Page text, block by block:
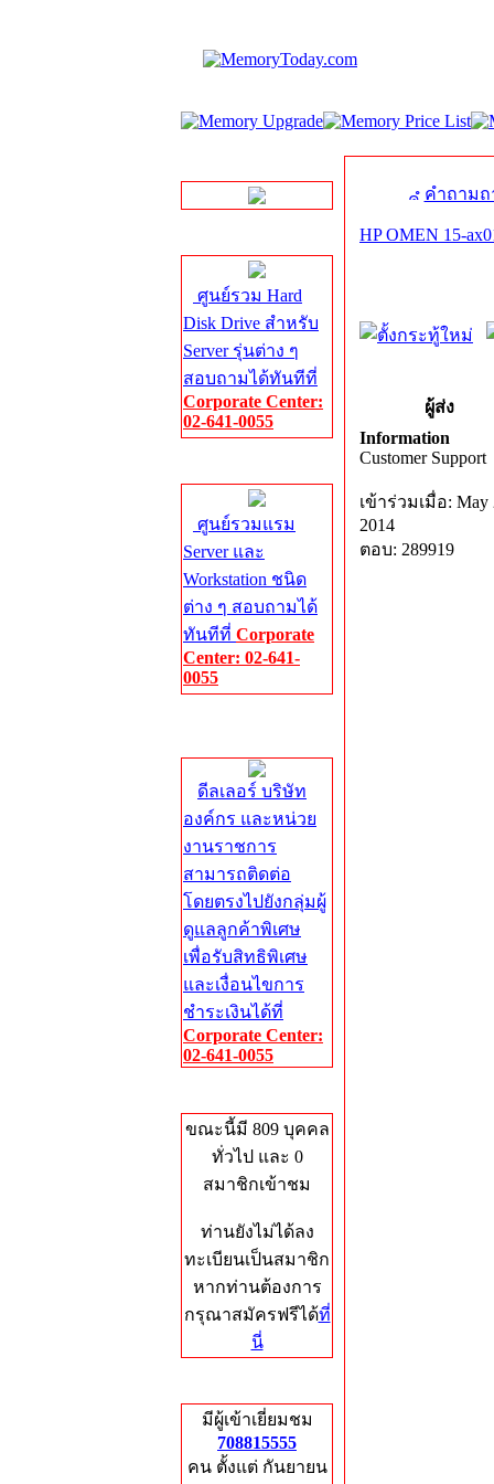
ศูนย์รวม Hard
Disk Drive สำหรับ
Server รุ่นต่าง ๆ
สอบถามได้ทันทีที่
Corporate Center:
02-641-0055
ศูนย์รวมแรม
Server และ
Workstation ชนิด
ต่าง ๆ สอบถามได้
ทันทีที่ Corporate
Center: 02-641-
0055
ดีลเลอร์ บริษัท
องค์กร และหน่วย
งานราชการ
สามารถติดต่อ
โดยตรงไปยังกลุ่มผู้
ดูแลลูกค้าพิเศษ
เพื่อรับสิทธิพิเศษ
และเงื่อนไขการ
ชำระเงินได้ที่
Corporate Center:
02-641-0055
ขณะนี้มี 809 บุคคล
ทั่วไป และ 0
สมาชิกเข้าชม
ท่านยังไม่ได้ลง
ทะเบียนเป็นสมาชิก
หากท่านต้องการ
กรุณาสมัครฟรีได้ที่
นี่
มีผู้เข้าเยี่ยมชม
708815555
คน ตั้งแต่ กันยายน
คำถาม
HP OMEN 15-
ผู้ส่ง
Information
Customer Support
เข้าร่วมเมื่อ: May
2014
ตอบ: 289919